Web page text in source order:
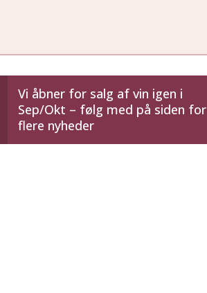
Vi åbner for salg af vin igen i
Sep/Okt – følg med på siden for
flere nyheder